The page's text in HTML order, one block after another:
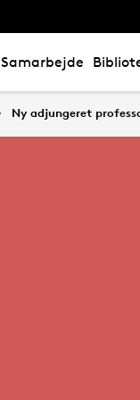
Samarbejde
Ny adjungeret